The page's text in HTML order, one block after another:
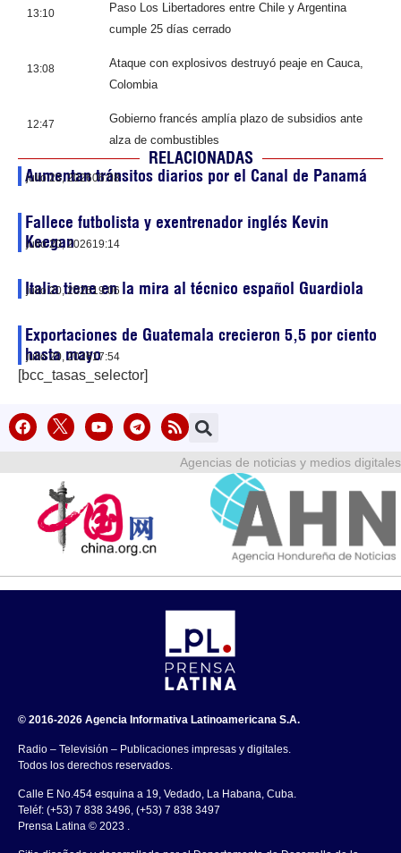
13:10
Paso Los Libertadores entre Chile y Argentina
cumple 25 días cerrado
13:08
Ataque con explosivos destruyó peaje en Cauca,
Colombia
12:47
Gobierno francés amplía plazo de subsidios ante
alza de combustibles
RELACIONADAS
Aumentan tránsitos diarios por el Canal de Panamá
julio 23, 202606:08
Fallece futbolista y exentrenador inglés Kevin
Keegan
julio 20, 202619:14
Italia tiene en la mira al técnico español Guardiola
julio 20, 202619:06
Exportaciones de Guatemala crecieron 5,5 por ciento
hasta mayo
julio 20, 202617:54
[bcc_tasas_selector]
Agencias de noticias y medios digitales
© 2016-2026 Agencia Informativa Latinoamericana S.A.
Radio – Televisión – Publicaciones impresas y digitales.
Todos los derechos reservados.
Calle E No.454 esquina a 19, Vedado, La Habana, Cuba.
Teléf: (+53) 7 838 3496, (+53) 7 838 3497
Prensa Latina © 2023 .